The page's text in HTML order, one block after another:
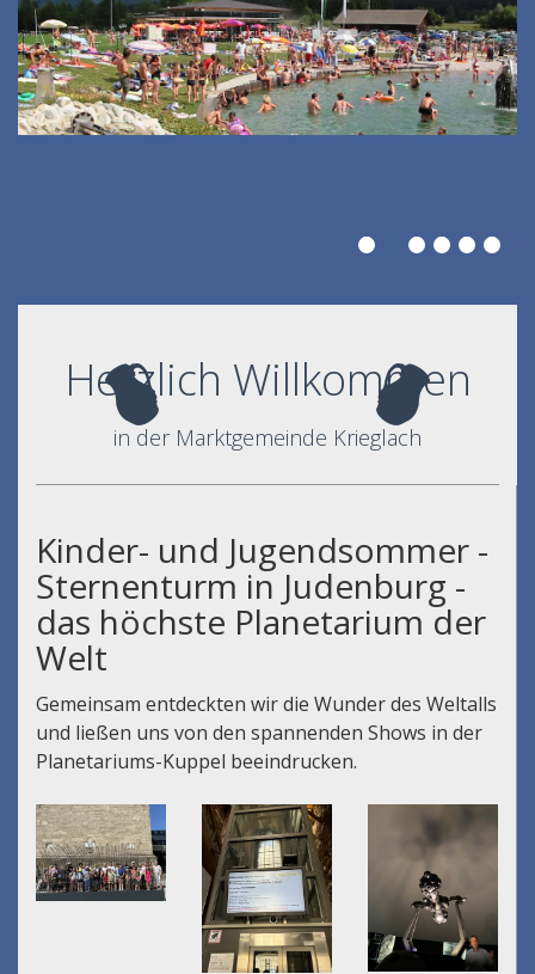
Herzlich Willkommen
in der Marktgemeinde Krieglach
Kinder- und Jugendsommer -
Sternenturm in Judenburg -
das höchste Planetarium der
Welt
Gemeinsam entdeckten wir die Wunder des Weltalls
und ließen uns von den spannenden Shows in der
Planetariums-Kuppel beeindrucken.